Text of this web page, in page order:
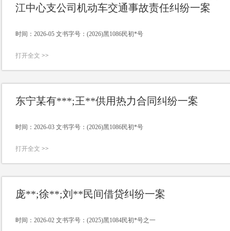
江中心支公司机动车交通事故责任纠纷一案
时间：2026-05 文书字号：(2026)黑1086民初*号
打开全文 >>
东宁某有***;王**供用热力合同纠纷一案
时间：2026-03 文书字号：(2026)黑1086民初*号
打开全文 >>
庞**;徐**;刘**民间借贷纠纷一案
时间：2026-02 文书字号：(2025)黑1084民初*号之一